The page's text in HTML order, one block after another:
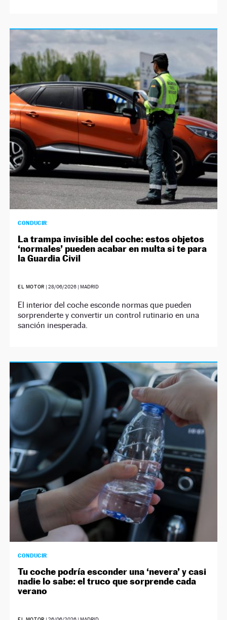
CONDUCIR
La trampa invisible del coche: estos objetos
‘normales’ pueden acabar en multa si te para
la Guardia Civil
EL MOTOR | 28/06/2026| MADRID
El interior del coche esconde normas que pueden
sorprenderte y convertir un control rutinario en una
sanción inesperada.
CONDUCIR
Tu coche podría esconder una ‘nevera’ y casi
nadie lo sabe: el truco que sorprende cada
verano